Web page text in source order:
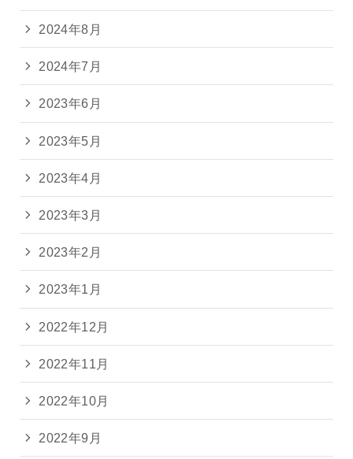
2024年8月
2024年7月
2023年6月
2023年5月
2023年4月
2023年3月
2023年2月
2023年1月
2022年12月
2022年11月
2022年10月
2022年9月